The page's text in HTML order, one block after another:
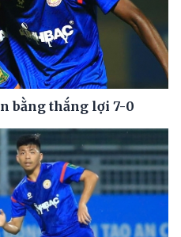
bằng thắng lợi 7-0